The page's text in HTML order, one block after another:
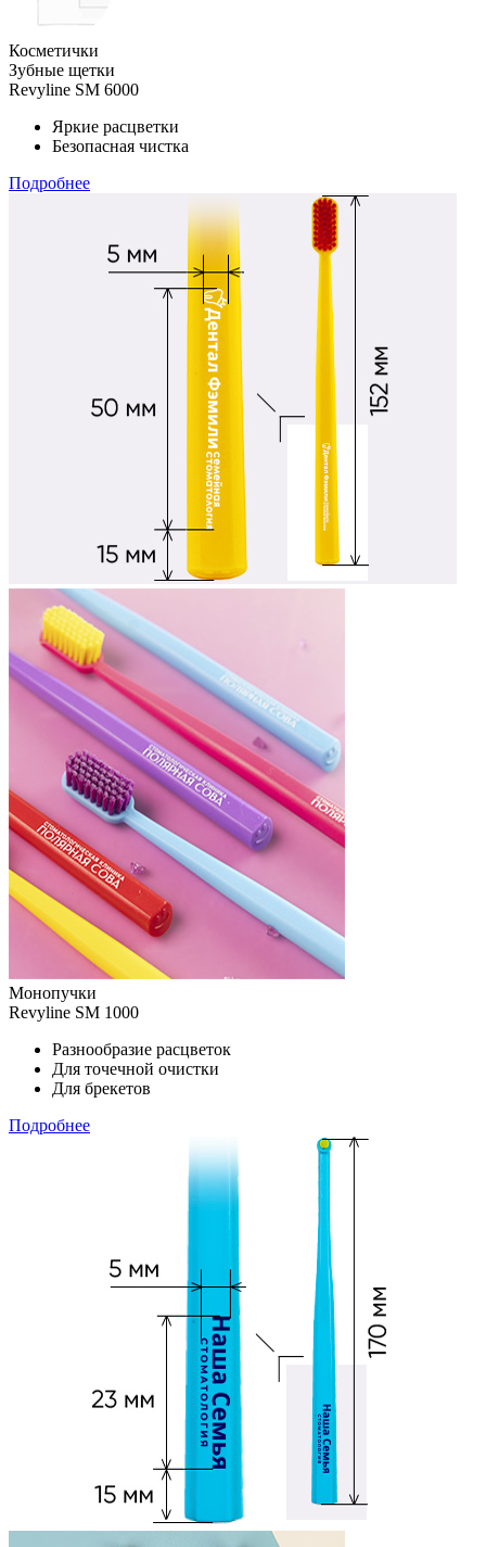
Косметички
Зубные щетки
Revyline SM 6000
Яркие расцветки
Безопасная чистка
Подробнее
Монопучки
Revyline SM 1000
Разнообразие расцветок
Для точечной очистки
Для брекетов
Подробнее